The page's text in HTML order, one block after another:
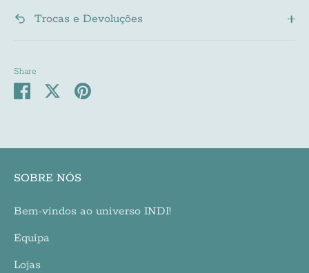
Trocas e Devoluções
Share
Share SharePin
SOBRE NÓS
Bem-vindos ao universo INDI!
Equipa
Lojas